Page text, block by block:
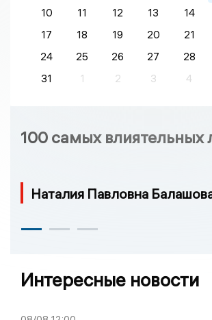
10
11 12 13 14
17
18 19 20 21
24
25 26 27 28
31
1 2 3 4
100 самых влиятельных
Наталия Павловна
Интересные новости